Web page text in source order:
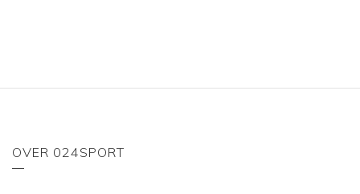
OVER 024SPORT